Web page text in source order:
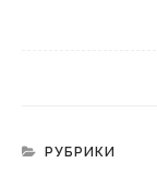
РУБРИКИ